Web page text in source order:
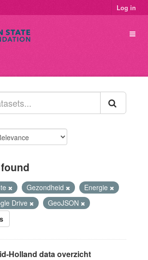
Log in
Gezondheid
Energie
Drive
GeoJSON
Holland data overzicht